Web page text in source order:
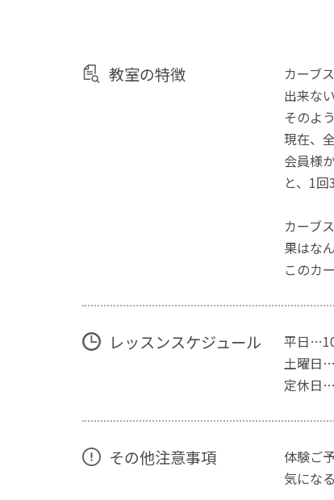
教室の特徴
カーブ
出来な
そのよ
現在、
会員様
と、1
カーブ
果はな
このカ
レッスンスケジュール
平日
土曜日
定休日
その他注意事項
体験ご
気にな